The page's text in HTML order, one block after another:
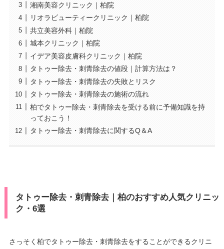
湘南美容クリニック｜柏院
リオラビューティークリニック｜柏院
共立美容外科｜柏院
城本クリニック｜柏院
イデア美容皮膚科クリニック｜柏院
タトゥー除去・刺青除去の値段｜計算方法は？
タトゥー除去・刺青除去の失敗とリスク
タトゥー除去・刺青除去の施術の流れ
柏でタトゥー除去・刺青除去を受ける前に予備知識を持
っておこう！
タトゥー除去・刺青除去に関するQ＆A
タトゥー除去・刺青除去｜柏のおすすめ人気クリニッ
ク・6選
さっそく柏でタトゥー除去・刺青除去をすることができるクリニ